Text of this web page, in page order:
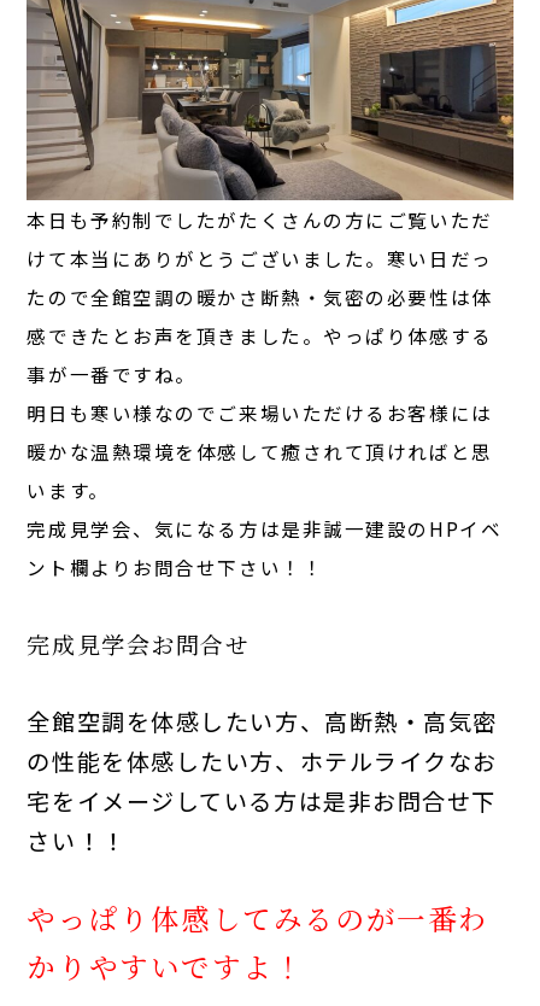
本日も予約制でしたがたくさんの方にご覧いただ
けて本当にありがとうございました。寒い日だっ
たので全館空調の暖かさ断熱・気密の必要性は体
感できたとお声を頂きました。やっぱり体感する
事が一番ですね。
明日も寒い様なのでご来場いただけるお客様には
暖かな温熱環境を体感して癒されて頂ければと思
います。
完成見学会、気になる方は是非誠一建設のHPイベ
ント欄よりお問合せ下さい！！
完成見学会お問合せ
全館空調を体感したい方、高断熱・高気密
の性能を体感したい方、ホテルライクなお
宅をイメージしている方は是非お問合せ下
さい！！
やっぱり体感してみるのが一番わ
かりやすいですよ！